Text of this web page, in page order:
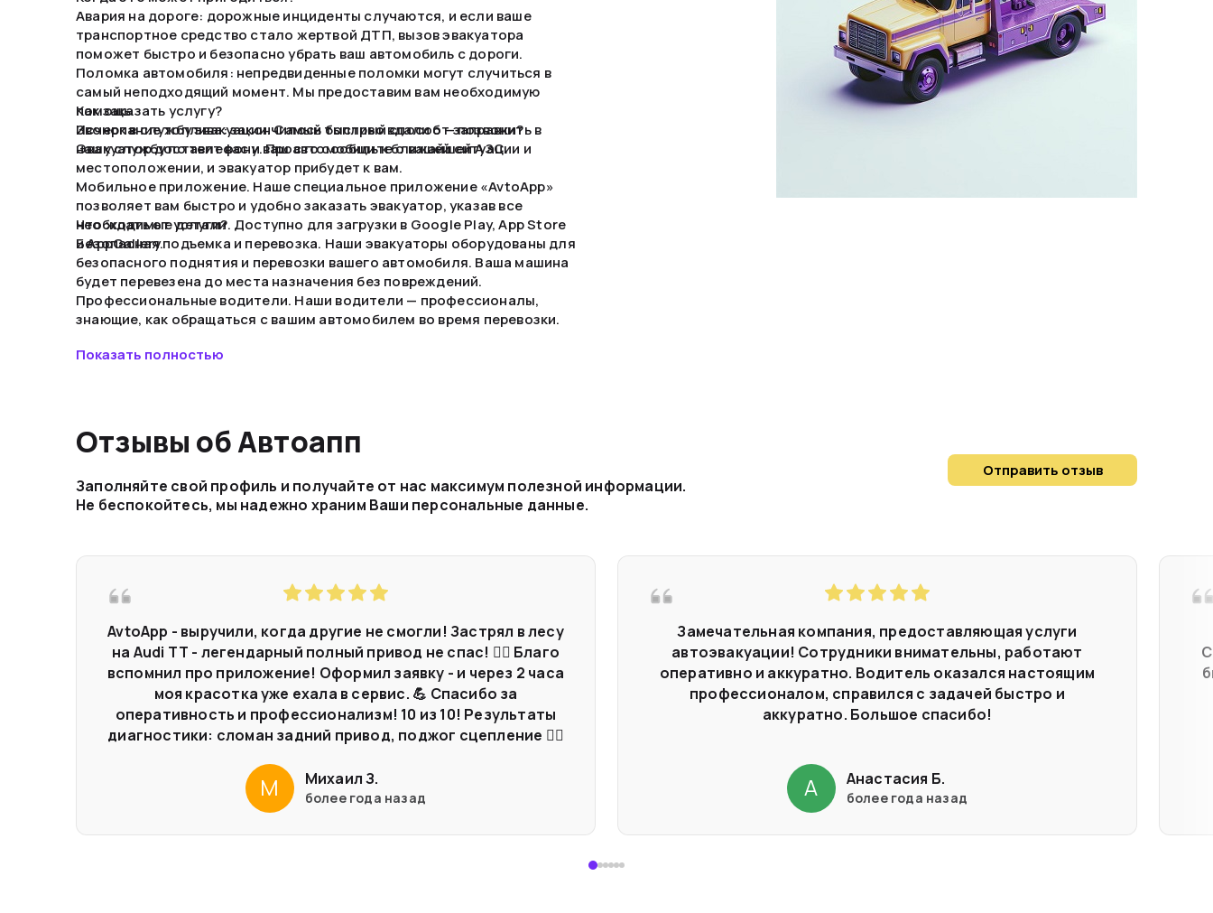
Авария на дороге: дорожные инциденты случаются, и если ваше
транспортное средство стало жертвой ДТП, вызов эвакуатора
поможет быстро и безопасно убрать ваш автомобиль с дороги.
Поломка автомобиля: непредвиденные поломки могут случиться в
самый неподходящий момент. Мы предоставим вам необходимую
помощь.
Исчерпание топлива: закончилось топливо вдали от заправки?
Эвакуатор доставит вас и ваш автомобиль к ближайшей АЗС.
Как заказать услугу?
Звонок в службу эвакуации. Самый быстрый способ — позвонить в
нашу службу по телефону. Просто сообщите о вашей ситуации и
местоположении, и эвакуатор прибудет к вам.
Мобильное приложение. Наше специальное приложение «AvtoApp»
позволяет вам быстро и удобно заказать эвакуатор, указав все
необходимые детали. Доступно для загрузки в Google Play, App Store
и AppGallery.
Что ждать от услуги?
Безопасная подъемка и перевозка. Наши эвакуаторы оборудованы для
безопасного поднятия и перевозки вашего автомобиля. Ваша машина
будет перевезена до места назначения без повреждений.
Профессиональные водители. Наши водители — профессионалы,
знающие, как обращаться с вашим автомобилем во время перевозки.
ваш автомобиль до ближайшего автосервиса.
Показать полностью
Отзывы об Автоапп
Заполняйте свой профиль и получайте от нас максимум полезной информации.
Не беспокойтесь, мы надежно храним Ваши персональные данные.
Отправить отзыв
AvtoApp - выручили, когда другие не смогли! Застрял в лесу
на Audi TT - легендарный полный привод не спас! 🤷‍♂️ Благо
вспомнил про приложение! Оформил заявку - и через 2 часа
моя красотка уже ехала в сервис. 💪 Спасибо за
оперативность и профессионализм! 10 из 10! Результаты
диагностики: сломан задний привод, поджог сцепление 🤦‍♂️
М Михаил З.
более года назад
Замечательная компания, предоставляющая услуги
автоэвакуации! Сотрудники внимательны, работают
оперативно и аккуратно. Водитель оказался настоящим
профессионалом, справился с задачей быстро и
аккуратно. Большое спасибо!
А Анастасия Б.
более года назад